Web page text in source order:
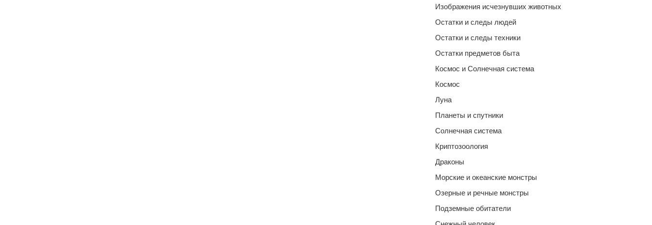
Изображения исчезнувших животных
Остатки и следы людей
Остатки и следы техники
Остатки предметов быта
Космос и Солнечная система
Космос
Луна
Планеты и спутники
Солнечная система
Криптозоология
Драконы
Морские и океанские монстры
Озерные и речные монстры
Подземные обитатели